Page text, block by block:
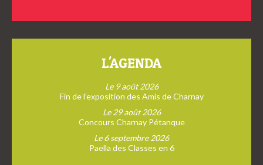
L'AGENDA
Le 9 août 2026
Fin de l’exposition des Amis de Charnay
Le 29 août 2026
Concours Charnay Pétanque
Le 6 septembre 2026
Paella des Classes en 6